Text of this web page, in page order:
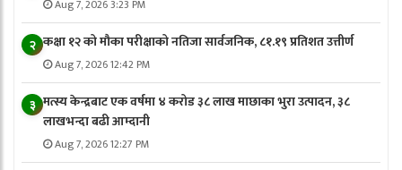
Aug 7, 2026 3:23 PM
२ कक्षा १२ को मौका परीक्षाको नतिजा सार्वजनिक, ८१.१९ प्रतिशत उत्तीर्ण
Aug 7, 2026 12:42 PM
३ मत्स्य केन्द्रबाट एक वर्षमा ४ करोड ३८ लाख माछाका भुरा उत्पादन, ३८
लाखभन्दा बढी आम्दानी
Aug 7, 2026 12:27 PM